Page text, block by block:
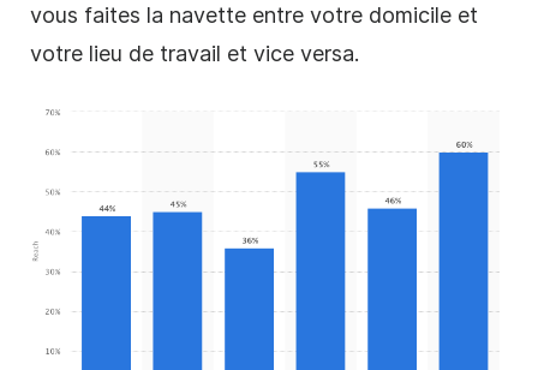
vous faites la navette entre votre domicile et
votre lieu de travail et vice versa.